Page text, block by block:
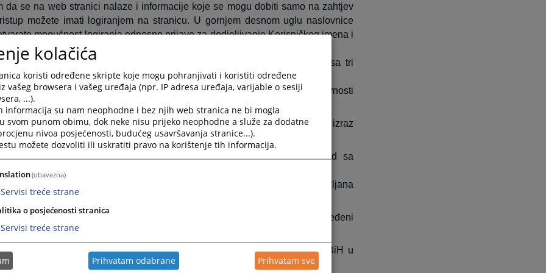
da se na web stranici nalaze i informacije koje se mogu dobiti samo na zahtjev
možete imati logiranjem na stranicu. U gornjem desnom uglu naslovnice
mogućnost logiranja odnosno prijave za dodjeljivanje Korisničkog imena i
se sastoji od šest grupa informacija. Raspoređene su u dva reda sa tri
obuhvata najaktuelnije informacije vezane za svakodnevne aktivnosti
su informacije o aktivnostima koje su se već desile.
Riječ predsjednika sadrži pozdravnu riječ predsjednika suda kao izraz
i želje za što boljom međusobnom komunikacijom.
događaja predstavlja najavu budućih događanja važnih za sud sa
događanja.
postavljana pitanja prikazuje pitanja i odgovore koji su najčešće postavljana
vezana su za rad suda ili druge aktivnosti vezane za sam sud.
suđenja prikazuje detaljne informacije o suđenjima u sudu za određeni
period.
iz pravosuđa obuhvata informacije koje su vezane za pravosuđe BiH u
kolačića
koristi određene skripte koje mogu pohranjivati i koristiti određene
vašeg browsera i vašeg uređaja (npr. IP adresa uređaja, varijable o sesiji
...).
informacija su nam neophodne i bez njih web stranica ne bi mogla
svom punom obimu, dok neke nisu prijeko neophodne a služe za dodatne
nivoa posjećenosti, budućeg usavršavanja stranice...).
možete dozvoliti ili uskratiti pravo na korištenje tih informacija.
(obavezna)
Servisi treće strane
o posjećenosti stranica
Servisi treće strane
Prihvatam odabrane Prihvatam sve